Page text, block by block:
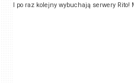
I po raz kolejny wybuchają serwery Rito!